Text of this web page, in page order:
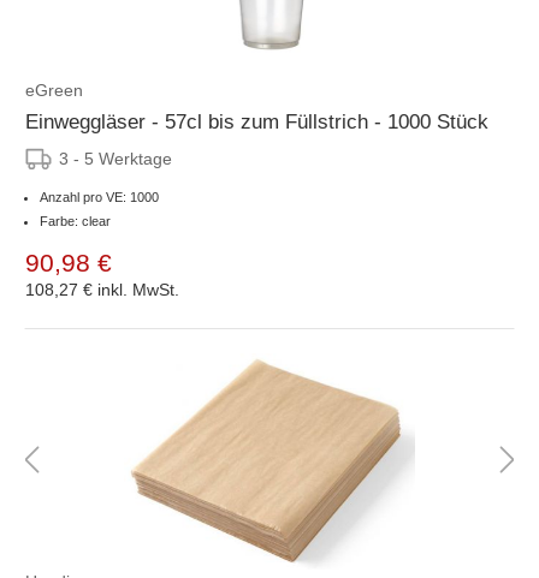
eGreen
Einweggläser - 57cl bis zum Füllstrich - 1000 Stück
3 - 5 Werktage
Anzahl pro VE: 1000
Farbe: clear
90,98 €
108,27 € inkl. MwSt.